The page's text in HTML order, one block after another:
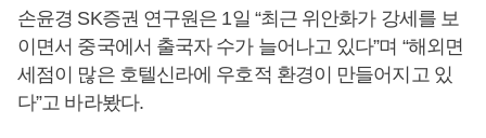
손윤경 SK증권 연구원은 1일 “최근 위안화가 강세를 보
이면서 중국에서 출국자 수가 늘어나고 있다”며 “해외면
세점이 많은 호텔신라에 우호적 환경이 만들어지고 있
다”고 바라봤다.